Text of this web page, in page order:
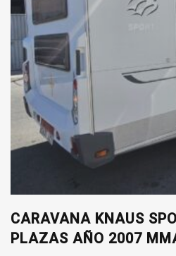
CARAVANA KNAUS
PLAZAS AÑO 2007